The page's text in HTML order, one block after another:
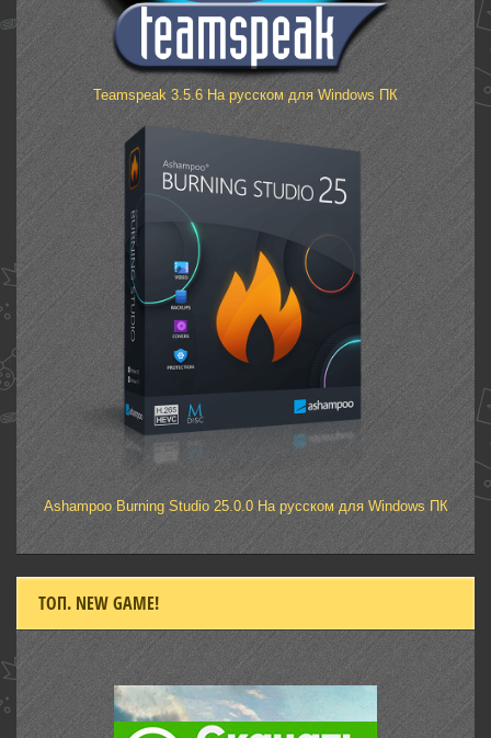
Teamspeak 3.5.6 На русском для Windows ПК
Ashampoo Burning Studio 25.0.0 На русском для Windows ПК
ТОП. NEW GAME!